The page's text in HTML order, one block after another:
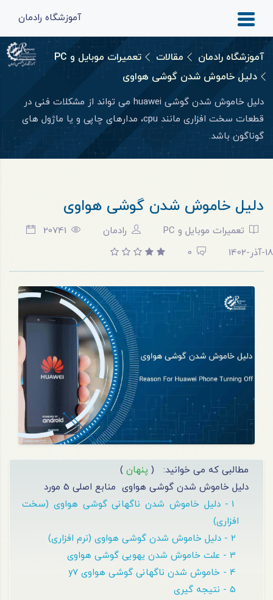
آموزشگاه رادمان
آموزشگاه رادمان مقالات
تعمیرات موبایل و PC
دلیل خاموش شدن گوشی هواوی
دلیل خاموش شدن گوشی huawei می تواند از مشکلات فنی در
قطعات سخت ‌افزاری مانند cpu، مدارهای چاپی و یا ماژول ‌های
گوناگون باشد.
دلیل خاموش شدن گوشی هواوی
تعمیرات موبایل و PC رادمان
20741
18-آذر-1402
0
مطالبی که می خوانید: ( پنهان )
دلیل خاموش شدن گوشی هواوی منابع اصلی 5 مورد
1 - دلیل خاموش شدن ناگهانی گوشی هواوی (سخت
افزاری)